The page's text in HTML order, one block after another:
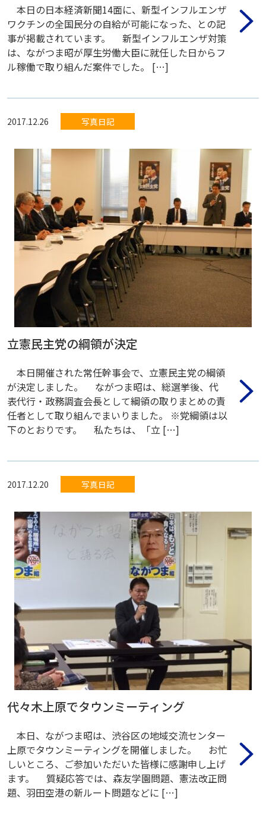
本日の日本経済新聞14面に、新型インフルエンザ
ワクチンの全国民分の自給が可能になった、との記
事が掲載されています。 新型インフルエンザ対策
は、ながつま昭が厚生労働大臣に就任した日からフ
ル稼働で取り組んだ案件でした。 […]
2017.12.26 写真日記
立憲民主党の綱領が決定
本日開催された常任幹事会で、立憲民主党の綱領
が決定しました。 ながつま昭は、総選挙後、代
表代行・政務調査会長として綱領の取りまとめの責
任者として取り組んでまいりました。 ※党綱領は以
下のとおりです。 私たちは、「立 […]
2017.12.20 写真日記
代々木上原でタウンミーティング
本日、ながつま昭は、渋谷区の地域交流センター
上原でタウンミーティングを開催しました。 お忙
しいところ、ご参加いただいた皆様に感謝申し上げ
ます。 質疑応答では、森友学園問題、憲法改正問
題、羽田空港の新ルート問題などに […]